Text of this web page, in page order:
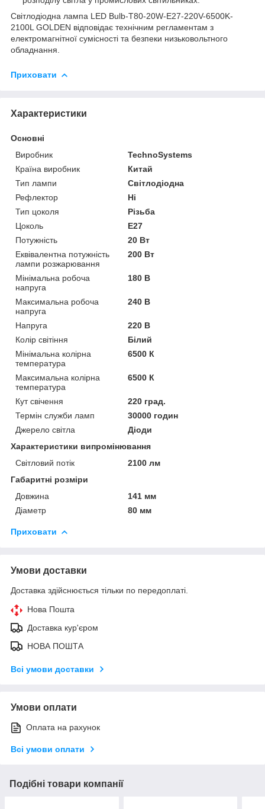
Світлодіодна лампа LED Bulb-T80-20W-E27-220V-6500K-
2100L GOLDEN відповідає технічним регламентам з
електромагнітної сумісності та безпеки низьковольтного
обладнання.
Приховати
Характеристики
Основні
Виробник
TechnoSystems
Країна виробник
Китай
Тип лампи
Світлодіодна
Рефлектор
Ні
Тип цоколя
Різьба
Цоколь
E27
Потужність
20 Вт
Еквівалентна потужність
лампи розжарювання
200 Вт
Мінімальна робоча
напруга
180 В
Максимальна робоча
напруга
240 В
Напруга
220 В
Колір світіння
Білий
Мінімальна колірна
температура
6500 К
Максимальна колірна
температура
6500 К
Кут свічення
220 град.
Термін служби ламп
30000 годин
Джерело світла
Діоди
Характеристики випромінювання
Світловий потік
2100 лм
Габаритні розміри
Довжина
141 мм
Діаметр
80 мм
Приховати
Умови доставки
Доставка здійснюється тільки по передоплаті.
Нова Пошта
Доставка кур'єром
НОВА ПОШТА
Всі умови доставки
Умови оплати
Оплата на рахунок
Всі умови оплати
Подібні товари компанії